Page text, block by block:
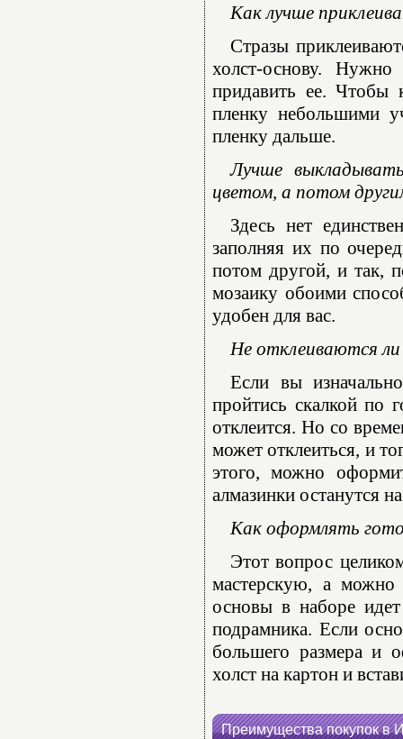
Как лучше
Стразы
холст-основу.
придавить ее. Чтобы
пленку небольшими
пленку дальше.
Лучше
цветом, а потом
Здесь нет
заполняя их по
потом другой, и так,
мозаику обоими
удобен для вас.
Не отклеиваются ли
Если вы
пройтись скалкой по
отклеится. Но со
может отклеиться, и
этого, можно
алмазинки останутся
Как оформлять
Этот вопрос
мастерскую, а можно
основы в наборе
подрамника. Если
большего размера и
холст на картон и
Преимущества покупок в